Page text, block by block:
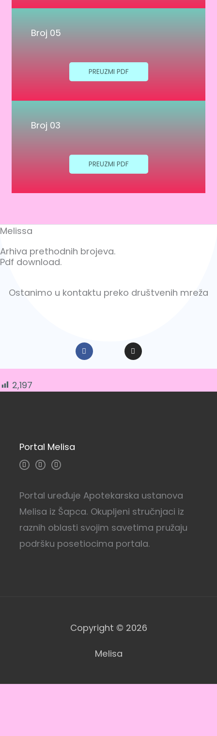
Broj 05
PREUZMI PDF
Broj 03
PREUZMI PDF
Melissa
Arhiva prethodnih brojeva.
Pdf download.
Ostanimo u kontaktu preko društvenih mreža
F
a
c
e
o
I
n
s
t
r
2,197
Portal Melisa
I
n
s
g
r
m
F
a
c
o
o
-
f
Y
o
u
e
Portal uređuje Apotekarska ustanova
Melisa iz Šapca. Okupljeni stručnjaci iz
raznih oblasti svojim savetima pružaju
podršku posetiocima portala.
Copyright © 2026
Melisa